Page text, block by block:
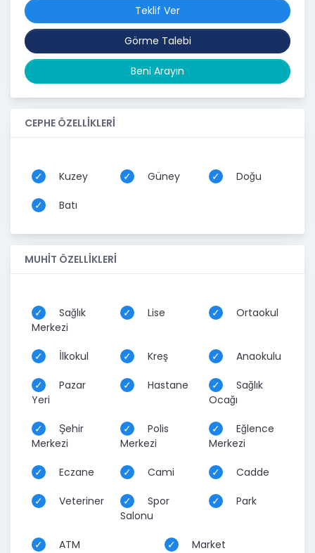
Teklif Ver
Görme Talebi
Beni Arayın
CEPHE ÖZELLİKLERİ
Kuzey Güney Doğu
Batı
MUHİT ÖZELLİKLERİ
Sağlık
Merkezi
Lise Ortaokul
İlkokul Kreş Anaokulu
Pazar
Yeri
Hastane
Sağlık
Ocağı
Şehir
Merkezi
Polis
Merkezi
Eğlence
Merkezi
Eczane Cami Cadde
Veteriner
Spor
Salonu
Park
ATM Market